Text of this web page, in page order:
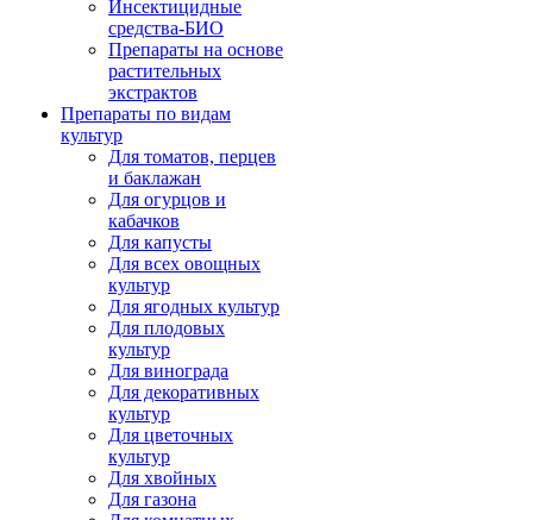
Инсектицидные
средства-БИО
Препараты на основе
растительных
экстрактов
Препараты по видам
культур
Для томатов, перцев
и баклажан
Для огурцов и
кабачков
Для капусты
Для всех овощных
культур
Для ягодных культур
Для плодовых
культур
Для винограда
Для декоративных
культур
Для цветочных
культур
Для хвойных
Для газона